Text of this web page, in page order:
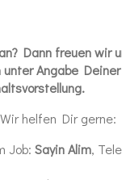
Dann freuen wir
unter Angabe
helfen Dir gerne:
Job: Sayin Alim,